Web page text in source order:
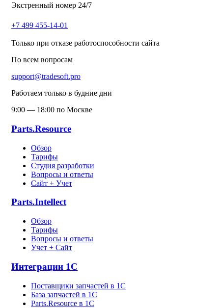
Экстренный номер 24/7
+7 499 455-14-01
Только при отказе работоспособности сайта
По всем вопросам
support@tradesoft.pro
Работаем только в будние дни
9:00 — 18:00 по Москве
Parts.Resource
Обзор
Тарифы
Студия разработки
Вопросы и ответы
Сайт + Учет
Parts.Intellect
Обзор
Тарифы
Вопросы и ответы
Учет + Сайт
Интеграции 1С
Поставщики запчастей в 1C
База запчастей в 1С
Parts.Resource в 1C